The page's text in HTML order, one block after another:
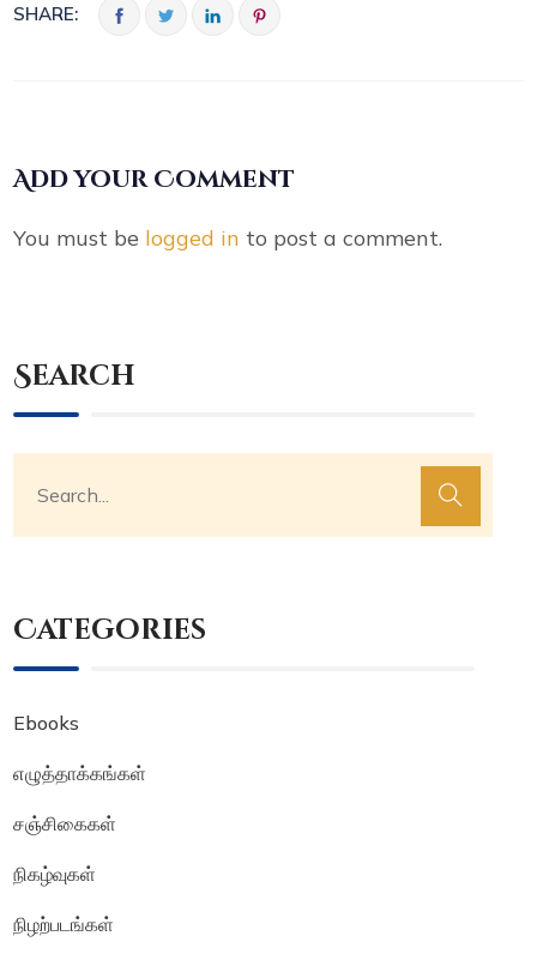
SHARE:
Add your Comment
You must be logged in to post a comment.
Search
Categories
Ebooks
எழுத்தாக்கங்கள்
சஞ்சிகைகள்
நிகழ்வுகள்
நிழற்படங்கள்